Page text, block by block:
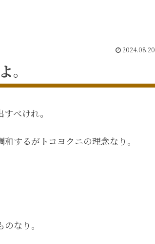
2024.08.20
。
べけれ。
するがトコヨクニの理念なり。
なり。